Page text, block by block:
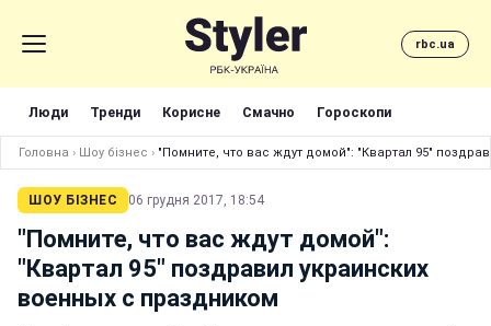
rbc.ua
Люди Тренди Корисне Смачно Гороскопи
Головна › Шоу бізнес › "Помните, что вас ждут домой": "Квартал 95"
ШОУ БІЗНЕС 06 грудня 2017, 18:54
"Помните, что вас ждут домой":
"Квартал 95" поздравил украинских
военных с праздником